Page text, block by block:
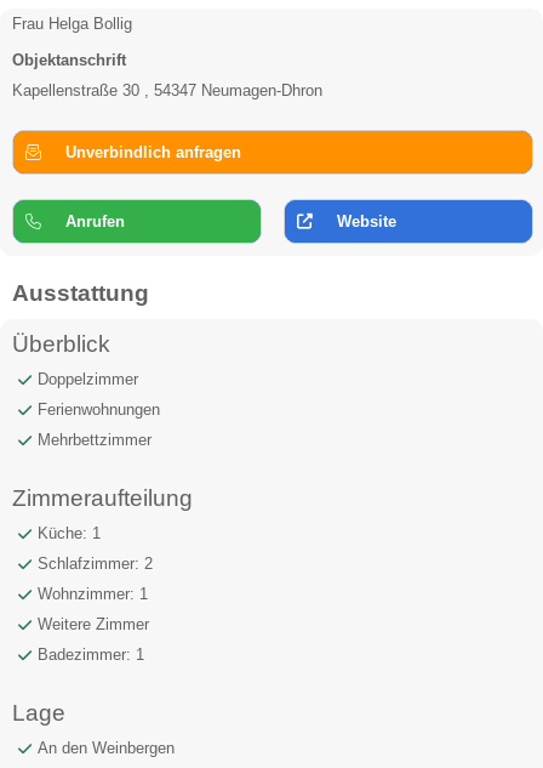
Frau Helga Bollig
Objektanschrift
Kapellenstraße 30 , 54347 Neumagen-Dhron
Unverbindlich anfragen
Anrufen Website
Ausstattung
Überblick
Doppelzimmer
Ferienwohnungen
Mehrbettzimmer
Zimmeraufteilung
Küche: 1
Schlafzimmer: 2
Wohnzimmer: 1
Weitere Zimmer
Badezimmer: 1
Lage
An den Weinbergen